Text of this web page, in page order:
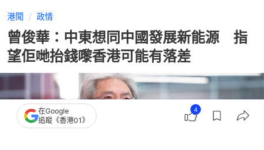
港聞 政情
曾俊華：中東想同中國發展新能源 指
望佢哋抬錢嚟香港可能有落差
在Google
追蹤《香港01》
4